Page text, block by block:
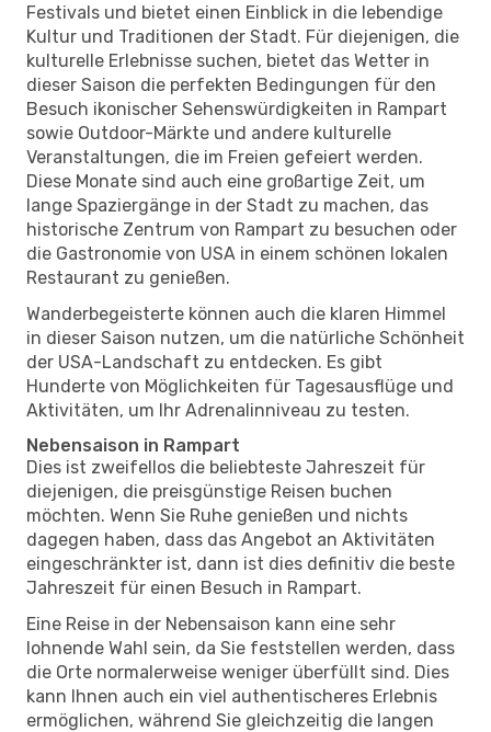
Festivals und bietet einen Einblick in die lebendige
Kultur und Traditionen der Stadt. Für diejenigen, die
kulturelle Erlebnisse suchen, bietet das Wetter in
dieser Saison die perfekten Bedingungen für den
Besuch ikonischer Sehenswürdigkeiten in Rampart
sowie Outdoor-Märkte und andere kulturelle
Veranstaltungen, die im Freien gefeiert werden.
Diese Monate sind auch eine großartige Zeit, um
lange Spaziergänge in der Stadt zu machen, das
historische Zentrum von Rampart zu besuchen oder
die Gastronomie von USA in einem schönen lokalen
Restaurant zu genießen.
Wanderbegeisterte können auch die klaren Himmel
in dieser Saison nutzen, um die natürliche Schönheit
der USA-Landschaft zu entdecken. Es gibt
Hunderte von Möglichkeiten für Tagesausflüge und
Aktivitäten, um Ihr Adrenalinniveau zu testen.
Nebensaison in Rampart
Dies ist zweifellos die beliebteste Jahreszeit für
diejenigen, die preisgünstige Reisen buchen
möchten. Wenn Sie Ruhe genießen und nichts
dagegen haben, dass das Angebot an Aktivitäten
eingeschränkter ist, dann ist dies definitiv die beste
Jahreszeit für einen Besuch in Rampart.
Eine Reise in der Nebensaison kann eine sehr
lohnende Wahl sein, da Sie feststellen werden, dass
die Orte normalerweise weniger überfüllt sind. Dies
kann Ihnen auch ein viel authentischeres Erlebnis
ermöglichen, während Sie gleichzeitig die langen